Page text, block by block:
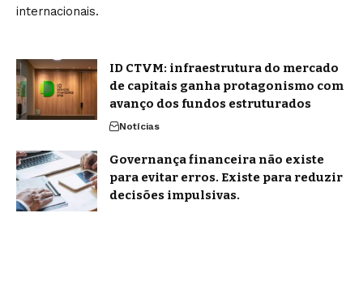
internacionais.
ID CTVM: infraestrutura do mercado
de capitais ganha protagonismo com
avanço dos fundos estruturados
Notícias
Governança financeira não existe
para evitar erros. Existe para reduzir
decisões impulsivas.